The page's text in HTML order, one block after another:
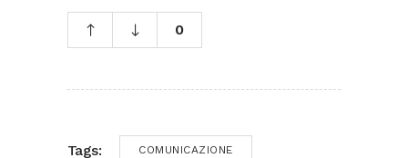
0
Tags: COMUNICAZIONE